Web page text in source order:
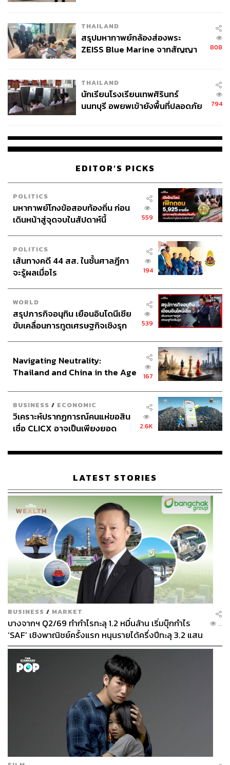
THAILAND
สรุปมหากาพย์กล้องส่องพระ
ZEISS Blue Marine จากสัญญา
จ่ายหนี้-แอบระบุแบรนด์
808
THAILAND
นักเรียนโรงเรียนเทพศิรินทร์
นนทบุรี อพยพเข้ายังพื้นที่ปลอดภัย
794
EDITOR'S PICKS
POLITICS
มหากาพย์โกงข้อสอบท้องถิ่น ก่อน
เดินหน้าสู่จุดจบในสัปดาห์นี้
559
POLITICS
เส้นทางคดี 44 สส. ในชั้นศาลฎีกา
จะรู้ผลเมื่อไร
194
WORLD
สรุปภารกิจอนุทิน เยือนอินโดนีเซีย
ขับเคลื่อนการทูตเศรษฐกิจเชิงรุก
539
Navigating Neutrality:
Thailand and China in the Age
167
BUSINESS / ECONOMIC
วิเคราะห์ปรากฏการณ์คนแห่ขอสิน
เชื่อ CLICX อาจเป็นเพียงยอด
เรือนไทยที่ถูกซุกไว้
2.6K
LATEST STORIES
BUSINESS / MARKET
บางจากฯ Q2/69 ทำกำไรทะลุ 1.2 หมื่นล้าน เริ่มบุ๊กกำไร
‘SAF’ เชิงพาณิชย์ครั้งแรก หนุนรายได้ครึ่งปีทะลุ 3.2 แสน
ล้าน
...